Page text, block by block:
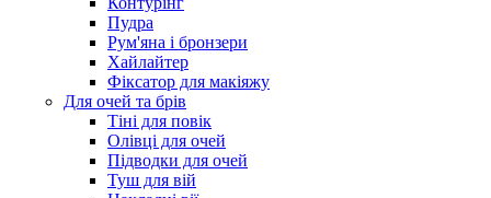
Пудра
Рум'яна і бронзери
Хайлайтер
Фіксатор для макіяжу
Для очей та брів
Тіні для повік
Олівці для очей
Підводки для очей
Туш для вій